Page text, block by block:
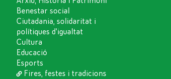
Benestar social
Ciutadania, solidaritat i
polítiques d'igualtat
Cultura
Educació
Esports
Fires, festes i tradicions